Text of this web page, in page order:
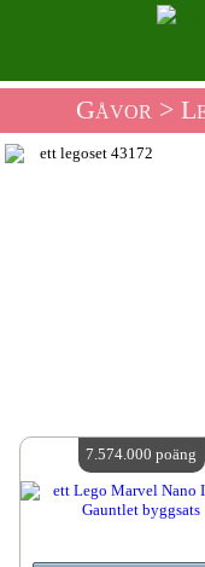
Gåvor>
7.574.000 poäng